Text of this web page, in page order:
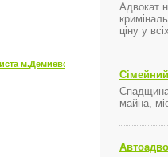
м.Демиевская
Адвокат
ціну у
майна,